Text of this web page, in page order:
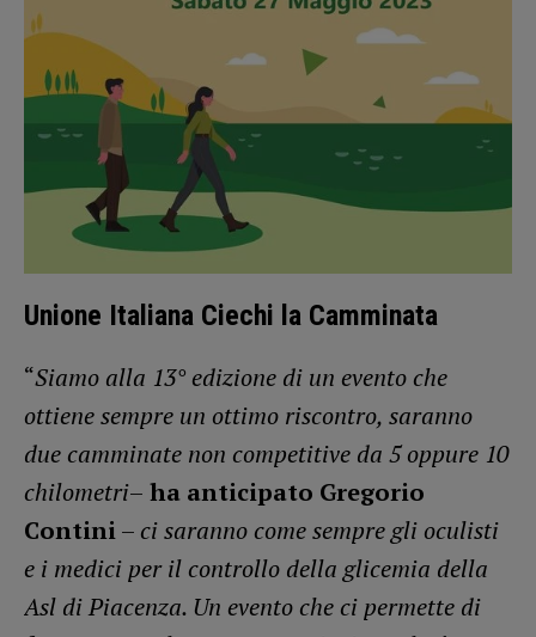
Unione Italiana Ciechi la Camminata
“Siamo alla 13° edizione di un evento che
ottiene sempre un ottimo riscontro, saranno
due camminate non competitive da 5 oppure 10
chilometri– ha anticipato Gregorio
Contini– ci saranno come sempre gli oculisti
e i medici per il controllo della glicemia della
Asl di Piacenza. Un evento che ci permette di